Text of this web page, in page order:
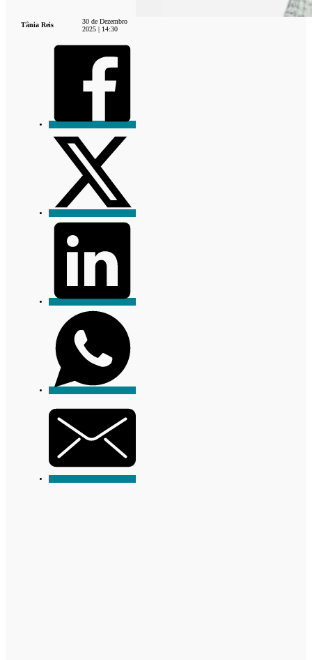
Tânia Reis
30 de Dezembro
2025 | 14:30